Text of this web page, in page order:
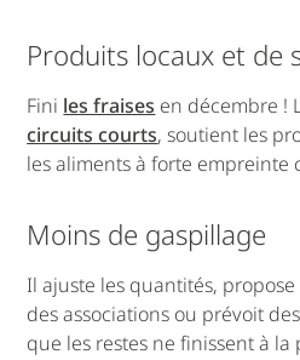
Produits locaux et de
Fini les fraises en décembre !
circuits courts, soutient les
les aliments à forte empreinte
Moins de gaspillage
Il ajuste les quantités,
des associations ou prévoit
que les restes ne finissent à la